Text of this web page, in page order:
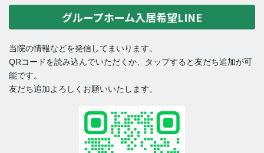
グループホーム入居希望LINE
当院の情報などを発信してまいります。
QRコードを読み込んでいただくか、タップすると友だち追加が可
能です。
友だち追加よろしくお願いいたします。